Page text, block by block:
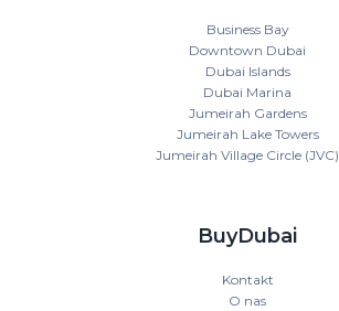
Business Bay
Downtown Dubai
Dubai Islands
Dubai Marina
Jumeirah Gardens
Jumeirah Lake Towers
Jumeirah Village Circle (JVC)
BuyDubai
Kontakt
O nas